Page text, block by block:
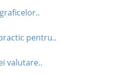
pentru..
valutare..